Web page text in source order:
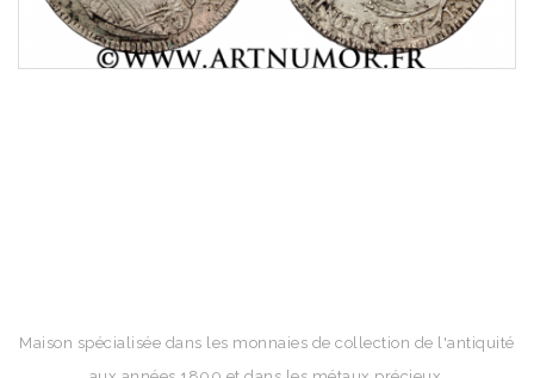
Maison spécialisée dans les monnaies de collection de l'antiquité